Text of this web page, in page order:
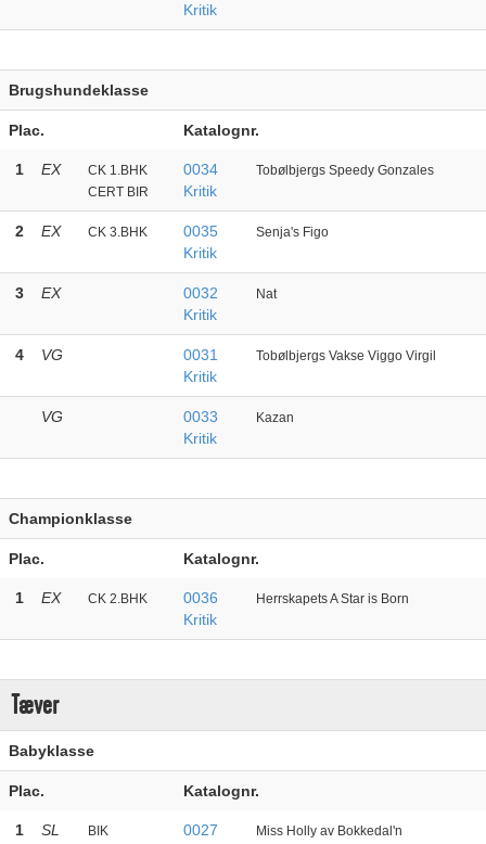
Kritik
Brugshundeklasse
Plac. Katalognr.
1 EX
CK 1.BHK
CERT BIR
0034
Kritik
Tobølbjergs Speedy Gonzales
2 EX CK 3.BHK
0035
Kritik
Senja's Figo
3 EX
0032
Kritik
Nat
4 VG
0031
Kritik
Tobølbjergs Vakse Viggo Virgil
VG
0033
Kritik
Kazan
Championklasse
Plac. Katalognr.
1 EX CK 2.BHK
0036
Kritik
Herrskapets A Star is Born
Tæver
Babyklasse
Plac. Katalognr.
1 SL BIK
0027
Miss Holly av Bokkedal'n